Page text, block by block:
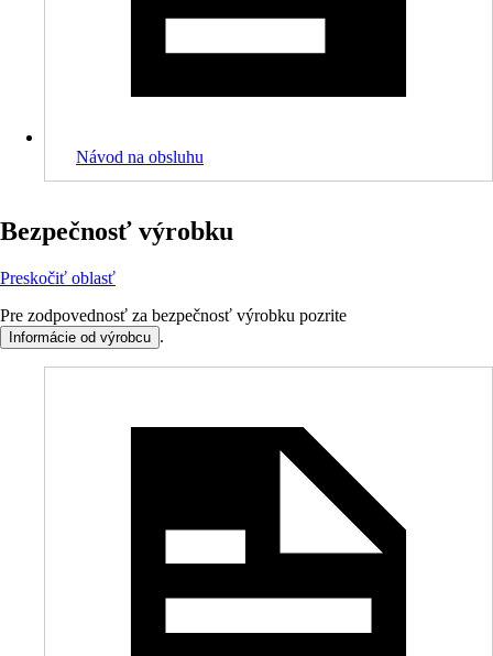
Návod na obsluhu
Bezpečnosť výrobku
Preskočiť oblasť
Pre zodpovednosť za bezpečnosť výrobku pozrite
Informácie od výrobcu .